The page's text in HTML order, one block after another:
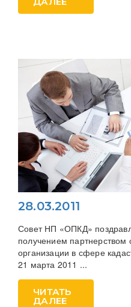
28.03.2011
Совет НП «ОПКД»
получением партнерством
организации в сфере
21 марта 2011 ...
ЧИТАТЬ
ДАЛЕЕ